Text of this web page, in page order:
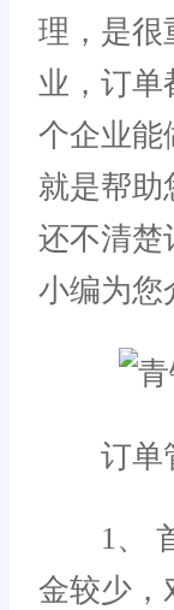
理，是很
业，订单
个企业能
就是帮助
还不清楚
小编为您
订单管
1、 首
金较少，